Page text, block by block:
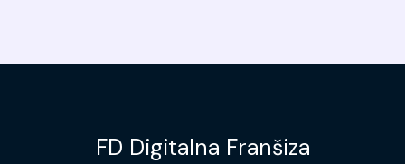
FD Digitalna Franšiza